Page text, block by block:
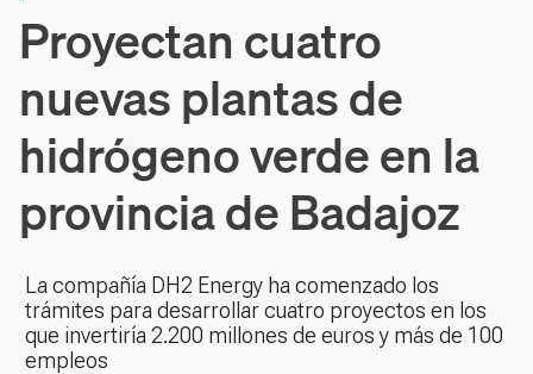
Proyectan cuatro
nuevas plantas de
hidrógeno verde en la
provincia de Badajoz
La compañía DH2 Energy ha comenzado los
trámites para desarrollar cuatro proyectos en los
que invertiría 2.200 millones de euros y más de 100
empleos